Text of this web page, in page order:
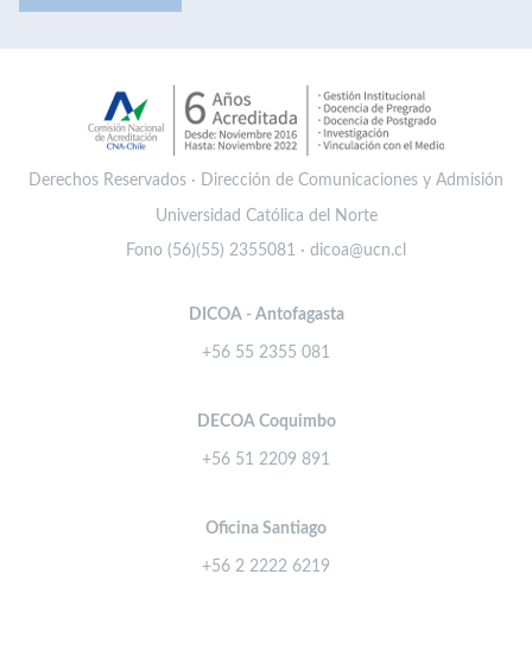
Derechos Reservados · Dirección de Comunicaciones y Admisión
Universidad Católica del Norte
Fono (56)(55) 2355081 · dicoa@ucn.cl
DICOA - Antofagasta
+56 55 2355 081
DECOA Coquimbo
+56 51 2209 891
Oficina Santiago
+56 2 2222 6219